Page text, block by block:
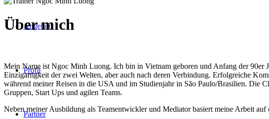
Angebot
Profil
Partner
Über mich
Mein Name ist Ngoc Minh Luong. Ich bin in Vietnam geboren und Anfang der 90er
Einzigartigkeit der zwei Welten, aber auch nach deren Verbindung. Erfolgreiche
während meiner Reisen in die USA und im Studienjahr in São Paulo/Brasilien. Die
Gruppen, Start Ups und agilen Teams.
Neben meiner Ausbildung als Teamentwickler und Mediator basiert meine Arbeit auf